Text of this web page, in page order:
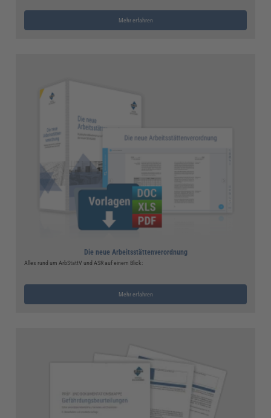
Mehr erfahren
Die neue Arbeitsstättenverordnung
Alles rund um ArbStättV und ASR auf einem Blick:
Mehr erfahren